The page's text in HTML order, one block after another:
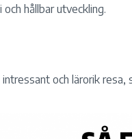
hållbar utveckling.
och lärorik